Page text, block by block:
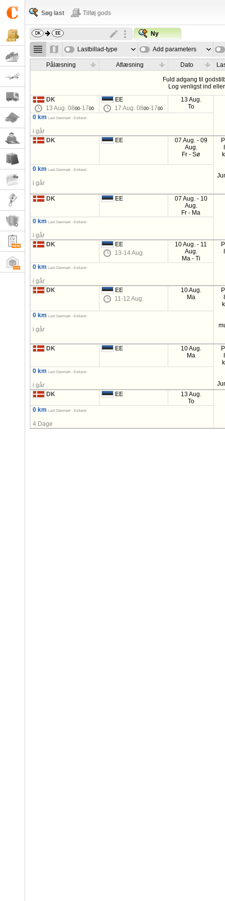
Søg last Tilføj gods
Ny
Lastbillad-type Add parameters
Pålæsning Aflæsning Dato
Fuld adgang til
Log venligst ind
DK
13 Aug. 0800-1700
EE
17 Aug. 0800-1700
13 Aug.
To
0 km
Last Danmark - Estland
i går
DK
EE
07 Aug. - 09
Aug.
Fr - Sø
0 km Last Danmark - Estland
i går
DK EE
07 Aug. - 10
Aug.
Fr - Ma
0 km
Last Danmark - Estland
i går
DK
EE
13-14 Aug.
10 Aug. - 11
Aug.
Ma - Ti
0 km Last Danmark - Estland
i går
DK
EE
11-12 Aug.
10 Aug.
Ma
0 km Last Danmark - Estland
i går
DK EE
10 Aug.
Ma
0 km Last Danmark - Estland
i går
DK
EE
13 Aug.
To
0 km
Last Danmark - Estland
4 Dage